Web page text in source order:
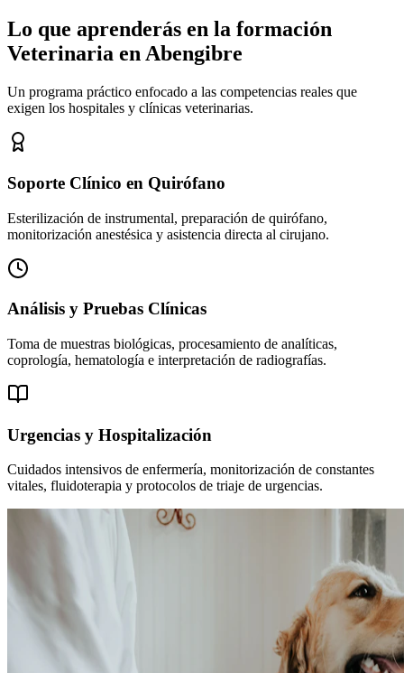
Lo que aprenderás en la formación
Veterinaria en Abengibre
Un programa práctico enfocado a las competencias reales que
exigen los hospitales y clínicas veterinarias.
Soporte Clínico en Quirófano
Esterilización de instrumental, preparación de quirófano,
monitorización anestésica y asistencia directa al cirujano.
Análisis y Pruebas Clínicas
Toma de muestras biológicas, procesamiento de analíticas,
coprología, hematología e interpretación de radiografías.
Urgencias y Hospitalización
Cuidados intensivos de enfermería, monitorización de constantes
vitales, fluidoterapia y protocolos de triaje de urgencias.